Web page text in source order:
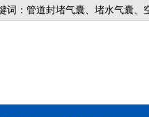
词：管道封堵气囊、堵水气囊